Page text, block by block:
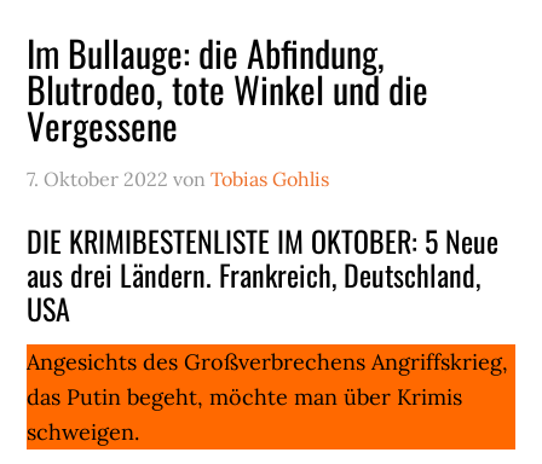
Im Bullauge: die Abfindung,
Blutrodeo, tote Winkel und die
Vergessene
7. Oktober 2022 vonTobias Gohlis
DIE KRIMIBESTENLISTE IM OKTOBER: 5 Neue
aus drei Ländern. Frankreich, Deutschland,
USA
Angesichts des Großverbrechens Angriffskrieg,
das Putin begeht, möchte man über Krimis
schweigen.